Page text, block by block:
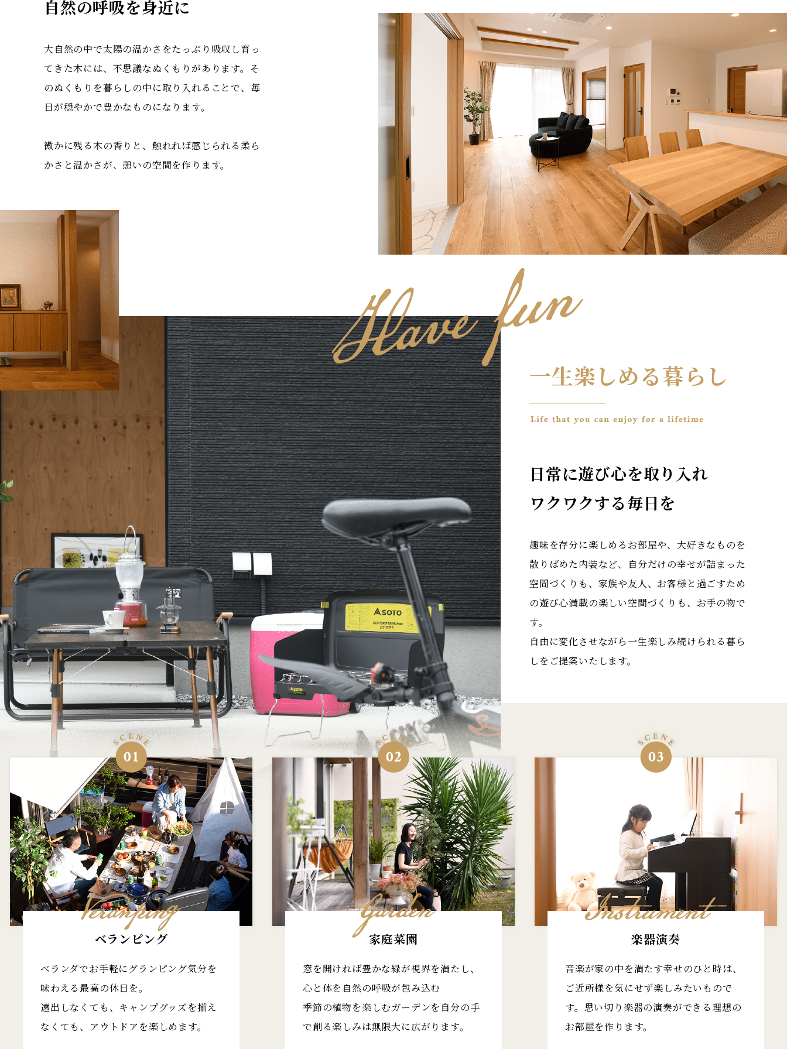
自然の呼吸を身近に
大自然の中で太陽の温かさをたっぷり吸収し育っ
てきた木には、不思議なぬくもりがあります。そ
のぬくもりを暮らしの中に取り入れることで、毎
日が穏やかで豊かなものになります。
微かに残る木の香りと、触れれば感じられる柔ら
かさと温かさが、憩いの空間を作ります。
一生楽しめる暮らし
日常に遊び心を取り入れ
ワクワクする毎日を
趣味を存分に楽しめるお部屋や、大好きなものを
散りばめた内装など、自分だけの幸せが詰まった
空間づくりも、家族や友人、お客様と過ごすため
の遊び心満載の楽しい空間づくりも、お手の物で
す。
自由に変化させながら一生楽しみ続けられる暮ら
しをご提案いたします。
ベランピング
ベランダでお手軽にグランピング気分を
味わえる最高の休日を。
遠出しなくても、キャンプグッズを揃え
なくても、アウトドアを楽しめます。
家庭菜園
窓を開ければ豊かな緑が視界を満たし、
心と体を自然の呼吸が包み込む
季節の植物を楽しむガーデンを自分の手
で創る楽しみは無限大に広がります。
楽器演奏
音楽が家の中を満たす幸せのひと時は、
ご近所様を気にせず楽しみたいもので
す。思い切り楽器の演奏ができる理想の
お部屋を作ります。